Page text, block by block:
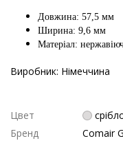
Довжина: 57,5 мм
Ширина: 9,6 мм
Матеріал:
Виробник: Німеччина
Цвет
Бренд
Comair